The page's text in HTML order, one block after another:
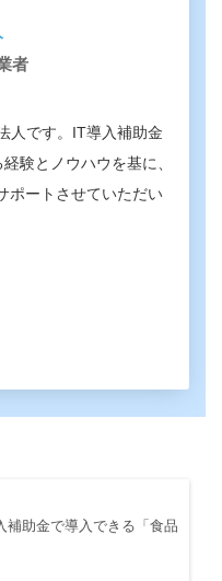
者
人です。IT導入補助金
験とノウハウを基に、
ポートさせていただい
補助金で導入できる「食品